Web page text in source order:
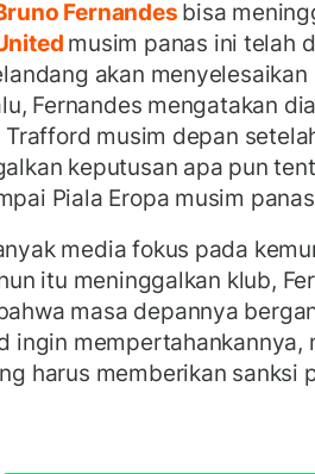
Fernandes bisa
musim panas ini telah
akan
Fernandes mengatakan
musim depan
keputusan apa pun
Piala Eropa musim
media fokus pada
itu meninggalkan klub,
masa depannya
ingin mempertahankannya,
harus memberikan sanksi